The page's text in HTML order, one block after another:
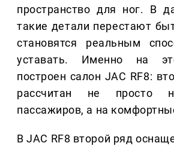
пространство для ног. В
такие детали перестают
становятся реальным
уставать. Именно на
построен салон JAC RF8:
рассчитан не просто
пассажиров, а на
В JAC RF8 второй ряд